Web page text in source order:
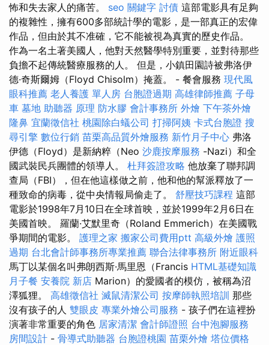
怖和失去家人的痛苦。 seo 關鍵字 討債 這部電影具有足夠
的複雜性，擁有600多部統計學的電影，是一部真正的宏偉
作品，但由於其不准確，它不能被視為真實的歷史作品。
作為一名土著美國人，他對天然醫學特別重要，並對待那些
負擔不起傳統醫療服務的人。 但是，小鎮田園詩被弗洛伊
德·奇斯爾姆（Floyd Chisolm）掩蓋。 - 餐會服務 現代風
眼科推薦 老人養護 單人房 台胞證過期 高雄律師推薦 子母
車 墓地 助聽器 原理 防水膠 會計事務所 外燴 下午茶外燴
隆鼻 宜蘭徵信社 桃園除白蟻公司 打掃阿姨 卡式台胞證 搜
尋引擎 數位行銷 苗栗高品質外燴服務 新竹月子中心 弗洛
伊德（Floyd）是新納粹（Neo 沙鹿按摩服務 -Nazi）和全
國武裝民兵團體的領導人。 杜拜簽證攻略 他放棄了聯邦調
查局（FBI），但在他這樣做之前，他和他的幫派釋放了一
種致命的病毒，從中央情報局偷走了。 舒壓技巧課程 這部
電影於1998年7月10日在全球首映，並於1999年2月6日在
美國首映。 羅蘭·艾默里奇（Roland Emmerich）在美國戰
爭期間的電影。 護理之家 搬家公司費用ptt 高級外燴 護照
過期 台北會計師事務所專業推薦 聯合法律事務所 附近眼科
馬丁以某個名叫弗朗西斯·馬里恩（Francis HTML基礎知識
月子餐 安養院 新店 Marion）的愛國者的模仿，被稱為沼
澤狐狸。 高雄徵信社 滅鼠清潔公司 按摩師執照培訓 那些
沒有孩子的人 雙眼皮 專業外燴公司服務 - 孩子們在這裡扮
演著非常重要的角色 居家清潔 會計師證照 台中泡腳服務
房間設計 - 骨導式助聽器 台胞證桃園 苗栗外燴 塔位價格